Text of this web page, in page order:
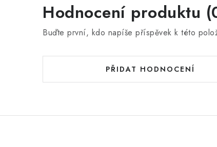
Hodnocení produktu
Buďte první, kdo napíše příspěvek k této
PŘIDAT HODNOCENÍ